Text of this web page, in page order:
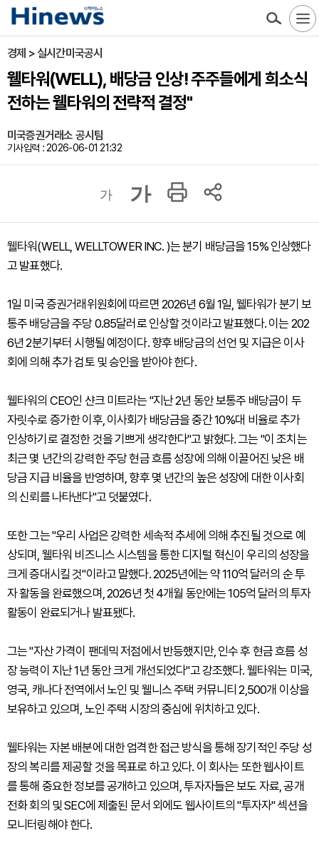
경제 > 실시간미국공시
웰타워(WELL), 배당금 인상! 주주들에게 희소식
전하는 웰타워의 전략적 결정"
미국증권거래소 공시팀
기사입력 : 2026-06-01 21:32
가 가
웰타워(WELL, WELLTOWER INC. )는 분기 배당금을 15% 인상했다
고 발표했다.
1일 미국 증권거래위원회에 따르면 2026년 6월 1일, 웰타워가 분기 보
통주 배당금을 주당 0.85달러로 인상할 것이라고 발표했다. 이는 202
6년 2분기부터 시행될 예정이다. 향후 배당금의 선언 및 지급은 이사
회에 의해 추가 검토 및 승인을 받아야 한다.
웰타워의 CEO인 샨크 미트라는 "지난 2년 동안 보통주 배당금이 두
자릿수로 증가한 이후, 이사회가 배당금을 중간 10%대 비율로 추가
인상하기로 결정한 것을 기쁘게 생각한다"고 밝혔다. 그는 "이 조치는
최근 몇 년간의 강력한 주당 현금 흐름 성장에 의해 이끌어진 낮은 배
당금 지급 비율을 반영하며, 향후 몇 년간의 높은 성장에 대한 이사회
의 신뢰를 나타낸다"고 덧붙였다.
또한 그는 "우리 사업은 강력한 세속적 추세에 의해 추진될 것으로 예
상되며, 웰타워 비즈니스 시스템을 통한 디지털 혁신이 우리의 성장을
크게 증대시킬 것"이라고 말했다. 2025년에는 약 110억 달러의 순 투
자 활동을 완료했으며, 2026년 첫 4개월 동안에는 105억 달러의 투자
활동이 완료되거나 발표됐다.
그는 "자산 가격이 팬데믹 저점에서 반등했지만, 인수 후 현금 흐름 성
장 능력이 지난 1년 동안 크게 개선되었다"고 강조했다. 웰타워는 미국,
영국, 캐나다 전역에서 노인 및 웰니스 주택 커뮤니티 2,500개 이상을
보유하고 있으며, 노인 주택 시장의 중심에 위치하고 있다.
웰타워는 자본 배분에 대한 엄격한 접근 방식을 통해 장기적인 주당 성
장의 복리를 제공할 것을 목표로 하고 있다. 이 회사는 또한 웹사이트
를 통해 중요한 정보를 공개하고 있으며, 투자자들은 보도 자료, 공개
전화 회의 및 SEC에 제출된 문서 외에도 웹사이트의 "투자자" 섹션을
모니터링해야 한다.